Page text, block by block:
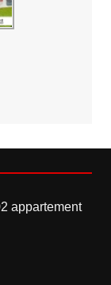
appartement